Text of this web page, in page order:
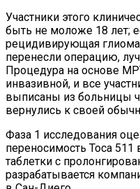
Участники этого
быть не моложе 18 лет;
рецидивирующая глиома
перенесли операцию,
Процедура на основе
инвазивной, и все
выписаны из больницы
вернулись к своей
Фаза 1 исследования
переносимость Toca 511
таблетки с
разрабатывается